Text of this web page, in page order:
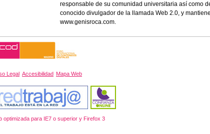
responsable de su comunidad universitaria así como
conocido divulgador de la llamada Web 2.0, y
www.genisroca.com.
Legal Accesibilidad Mapa Web
optimizada para IE7 o superior y Firefox 3